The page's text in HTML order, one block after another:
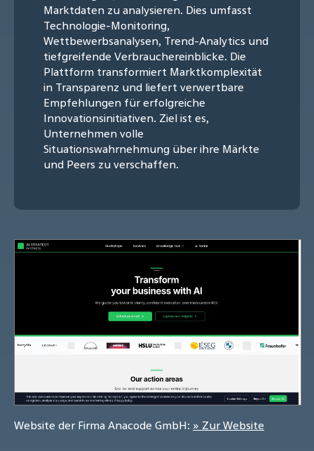
Marktdaten zu analysieren. Dies umfasst
Technologie-Monitoring,
Wettbewerbsanalysen, Trend-Analytics und
tiefgreifende Verbrauchereinblicke. Die
Plattform transformiert Marktkomplexität
in Transparenz und liefert verwertbare
Empfehlungen für erfolgreiche
Innovationsinitiativen. Ziel ist es,
Unternehmen volle
Situationswahrnehmung über ihre Märkte
und Peers zu verschaffen.
Website der Firma Anacode GmbH: » Zur Website